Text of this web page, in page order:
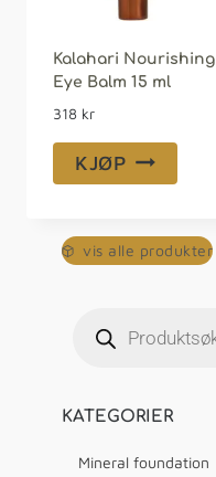
Kalahari Nourishing
Eye Balm 15 ml
318 kr
KJØP
vis alle produkter
KATEGORIER
Mineral foundation